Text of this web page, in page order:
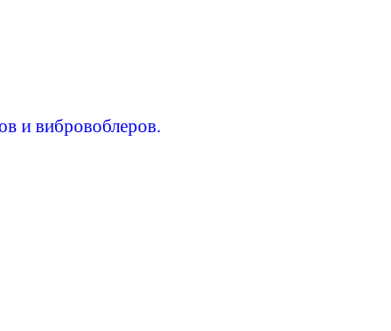
и вибровоблеров.